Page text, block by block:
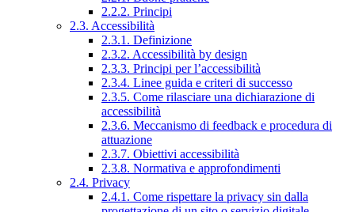
2.2.2. Principi
2.3. Accessibilità
2.3.1. Definizione
2.3.2. Accessibilità by design
2.3.3. Principi per l’accessibilità
2.3.4. Linee guida e criteri di successo
2.3.5. Come rilasciare una dichiarazione di
accessibilità
2.3.6. Meccanismo di feedback e procedura di
attuazione
2.3.7. Obiettivi accessibilità
2.3.8. Normativa e approfondimenti
2.4. Privacy
2.4.1. Come rispettare la privacy sin dalla